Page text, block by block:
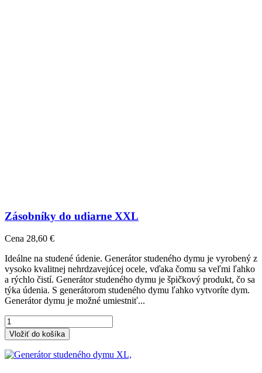
Zásobníky do udiarne XXL
Cena 28,60 €
Ideálne na studené údenie. Generátor studeného dymu je vyrobený z
vysoko kvalitnej nehrdzavejúcej ocele, vďaka čomu sa veľmi ľahko
a rýchlo čistí. Generátor studeného dymu je špičkový produkt, čo sa
týka údenia. S generátorom studeného dymu ľahko vytvoríte dym.
Generátor dymu je možné umiestniť...
Vložiť do košíka